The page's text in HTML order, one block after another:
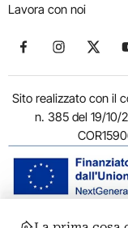
Lavora con noi
Seguici suSeguici su
Sito realizzato con il
n. 385 del 19/10/